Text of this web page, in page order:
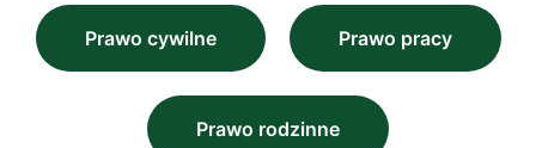
Prawo cywilne Prawo pracy
Prawo rodzinne